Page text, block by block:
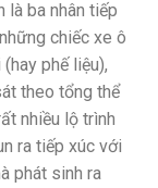
là ba nhân tiếp
chiếc xe ô
phế liệu),
theo tổng thể
nhiều lộ trình
ra tiếp xúc với
phát sinh ra